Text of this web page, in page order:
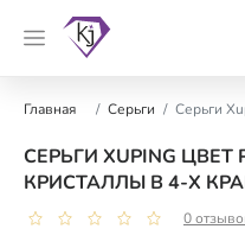
Главная Серьги Серьги
СЕРЬГИ XUPING
КРИСТАЛЛЫ В 4-Х
0